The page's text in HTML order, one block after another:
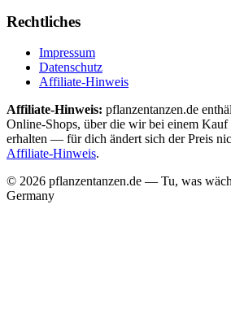
Rechtliches
Impressum
Datenschutz
Affiliate-Hinweis
Affiliate-Hinweis: pflanzentanzen.de
Online-Shops, über die wir bei einem
erhalten — für dich ändert sich der Preis
Affiliate-Hinweis.
© 2026 pflanzentanzen.de — Tu, was
Germany